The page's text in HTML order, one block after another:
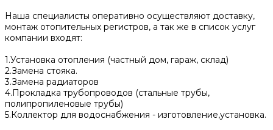
Наша специалисты оперативно осуществляют доставку,
монтаж отопительных регистров, а так же в список услуг
компании входят:
1.Установка отопления (частный дом, гараж, склад)
2.Замена стояка.
3.Замена радиаторов
4.Прокладка трубопроводов (стальные трубы,
полипропиленовые трубы)
5.Коллектор для водоснабжения - изготовление,установка.